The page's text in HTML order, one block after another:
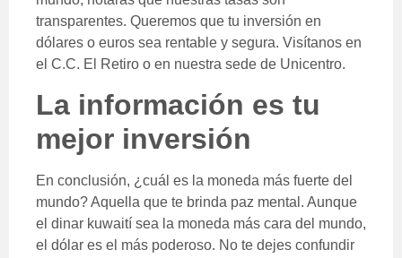
transparentes. Queremos que tu inversión en
dólares o euros sea rentable y segura. Visítanos en
el C.C. El Retiro o en nuestra sede de Unicentro.
La información es tu
mejor inversión
En conclusión, ¿cuál es la moneda más fuerte del
mundo? Aquella que te brinda paz mental. Aunque
el dinar kuwaití sea la moneda más cara del mundo,
el dólar es el más poderoso. No te dejes confundir